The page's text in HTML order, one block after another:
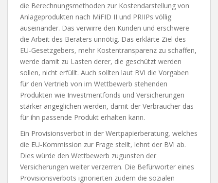
die Berechnungsmethoden zur Kostendarstellung von
Anlageprodukten nach MiFID II und PRIIPs völlig
auseinander. Das verwirre den Kunden und erschwere
die Arbeit des Beraters unnötig. Das erklärte Ziel des
EU-Gesetzgebers, mehr Kostentransparenz zu schaffen,
werde damit zu Lasten derer, die geschützt werden
sollen, nicht erfüllt. Auch sollten laut BVI die Vorgaben
für den Vertrieb von im Wettbewerb stehenden
Produkten wie Investmentfonds und Versicherungen
stärker angeglichen werden, damit der Verbraucher das
für ihn passende Produkt erhalten kann.
Ein Provisionsverbot in der Wertpapierberatung, welches
die EU-Kommission zur Frage stellt, lehnt der BVI ab.
Dies würde den Wettbewerb zugunsten der
Versicherungen weiter verzerren. Die Befürworter eines
Provisionsverbots ignorierten zudem die sozialen